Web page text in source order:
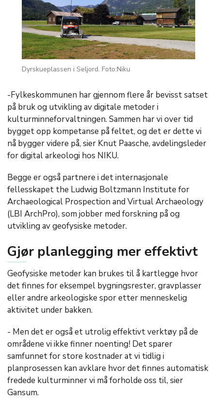
Dyrskueplassen i Seljord. Foto:Niku
-Fylkeskommunen har gjennom flere år bevisst satset
på bruk og utvikling av digitale metoder i
kulturminneforvaltningen. Sammen har vi over tid
bygget opp kompetanse på feltet, og det er dette vi
nå bygger videre på, sier Knut Paasche, avdelingsleder
for digital arkeologi hos NIKU.
Begge er også partnere i det internasjonale
fellesskapet the Ludwig Boltzmann Institute for
Archaeological Prospection and Virtual Archaeology
(LBI ArchPro), som jobber med forskning på og
utvikling av geofysiske metoder.
Gjør planlegging mer effektivt
Geofysiske metoder kan brukes til å kartlegge hvor
det finnes for eksempel bygningsrester, gravplasser
eller andre arkeologiske spor etter menneskelig
aktivitet under bakken.
- Men det er også et utrolig effektivt verktøy på de
områdene vi ikke finner noenting! Det sparer
samfunnet for store kostnader at vi tidlig i
planprosessen kan avklare hvor det finnes automatisk
fredede kulturminner vi må forholde oss til, sier
Gansum.